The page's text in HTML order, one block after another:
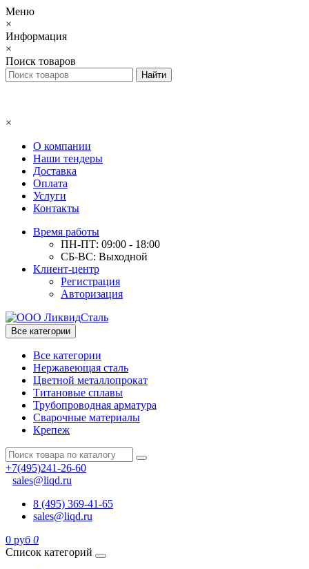
Меню
×
Информация
×
Поиск товаров
×
О компании
Наши тендеры
Доставка
Оплата
Услуги
Контакты
Время работы
ПН-ПТ: 09:00 - 18:00
СБ-ВС: Выходной
Клиент-центр
Регистрация
Авторизация
Все категории
Все категории
Нержавеющая сталь
Цветной металлопрокат
Титановые сплавы
Трубопроводная арматура
Сварочные материалы
Крепеж
+7(495)241-26-60
sales@liqd.ru
8 (495) 369-41-65
sales@liqd.ru
0 руб 0
Список категорий